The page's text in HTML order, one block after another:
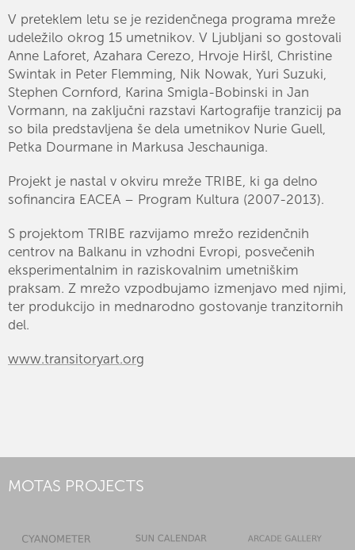
V preteklem letu se je rezidenčnega programa mreže
udeležilo okrog 15 umetnikov. V Ljubljani so gostovali
Anne Laforet, Azahara Cerezo, Hrvoje Hiršl, Christine
Swintak in Peter Flemming, Nik Nowak, Yuri Suzuki,
Stephen Cornford, Karina Smigla-Bobinski in Jan
Vormann, na zaključni razstavi Kartografije tranzicij pa
so bila predstavljena še dela umetnikov Nurie Guell,
Petka Dourmane in Markusa Jeschauniga.
Projekt je nastal v okviru mreže TRIBE, ki ga delno
sofinancira EACEA – Program Kultura (2007-2013).
S projektom TRIBE razvijamo mrežo rezidenčnih
centrov na Balkanu in vzhodni Evropi, posvečenih
eksperimentalnim in raziskovalnim umetniškim
praksam. Z mrežo vzpodbujamo izmenjavo med njimi,
ter produkcijo in mednarodno gostovanje tranzitornih
del.
www.transitoryart.org
MOTAS PROJECTS